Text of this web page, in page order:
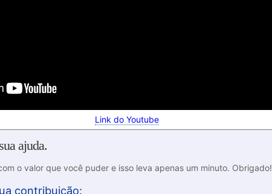
Link do Youtube
ajuda.
o valor que você puder e isso leva apenas um minuto. Obrigado!
contribuição: